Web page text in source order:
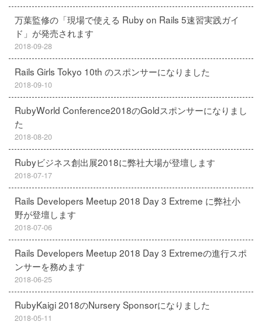
万葉監修の「現場で使える Ruby on Rails 5速習実践ガイ
ド」が発売されます
2018-09-28
Rails Girls Tokyo 10th のスポンサーになりました
2018-09-10
RubyWorld Conference2018のGoldスポンサーになりまし
た
2018-08-20
Rubyビジネス創出展2018に弊社大場が登壇します
2018-07-17
Rails Developers Meetup 2018 Day 3 Extreme に弊社小
野が登壇します
2018-07-06
Rails Developers Meetup 2018 Day 3 Extremeの進行スポ
ンサーを務めます
2018-06-25
RubyKaigi 2018のNursery Sponsorになりました
2018-05-11